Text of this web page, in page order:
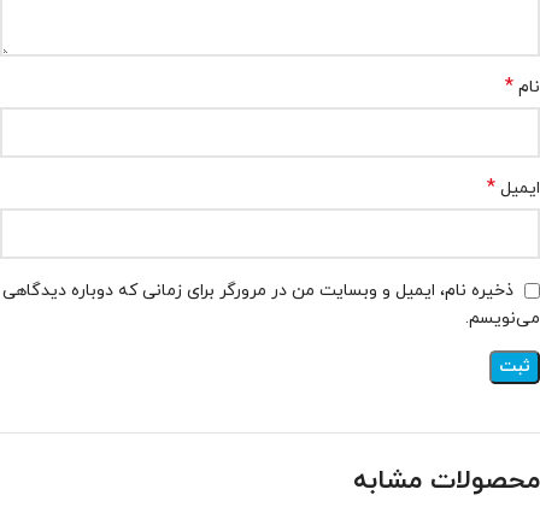
نام *
ایمیل *
ذخیره نام، ایمیل و وبسایت من در مرورگر برای زمانی که دوباره دیدگاهی
می‌نویسم.
محصولات مشابه